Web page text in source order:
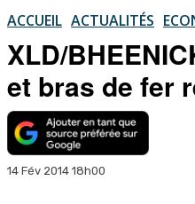
ACCUEIL ACTUALITÉS
XLD/
et bras de fer
14 Fév 2014 18h00